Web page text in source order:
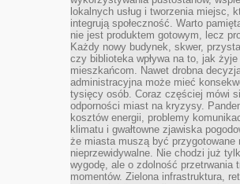
lokalnych usług i tworzenia miejsc,
integrują społeczność. Warto
nie jest produktem gotowym, lecz
Każdy nowy budynek, skwer,
czy biblioteka wpływa na to, jak
mieszkańcom. Nawet drobna
administracyjna może mieć
tysięcy osób. Coraz częściej mówi
odporności miast na kryzysy.
kosztów energii, problemy
klimatu i gwałtowne zjawiska
że miasta muszą być przygotowane
nieprzewidywalne. Nie chodzi już
wygodę, ale o zdolność przetrwania
momentów. Zielona infrastruktura,